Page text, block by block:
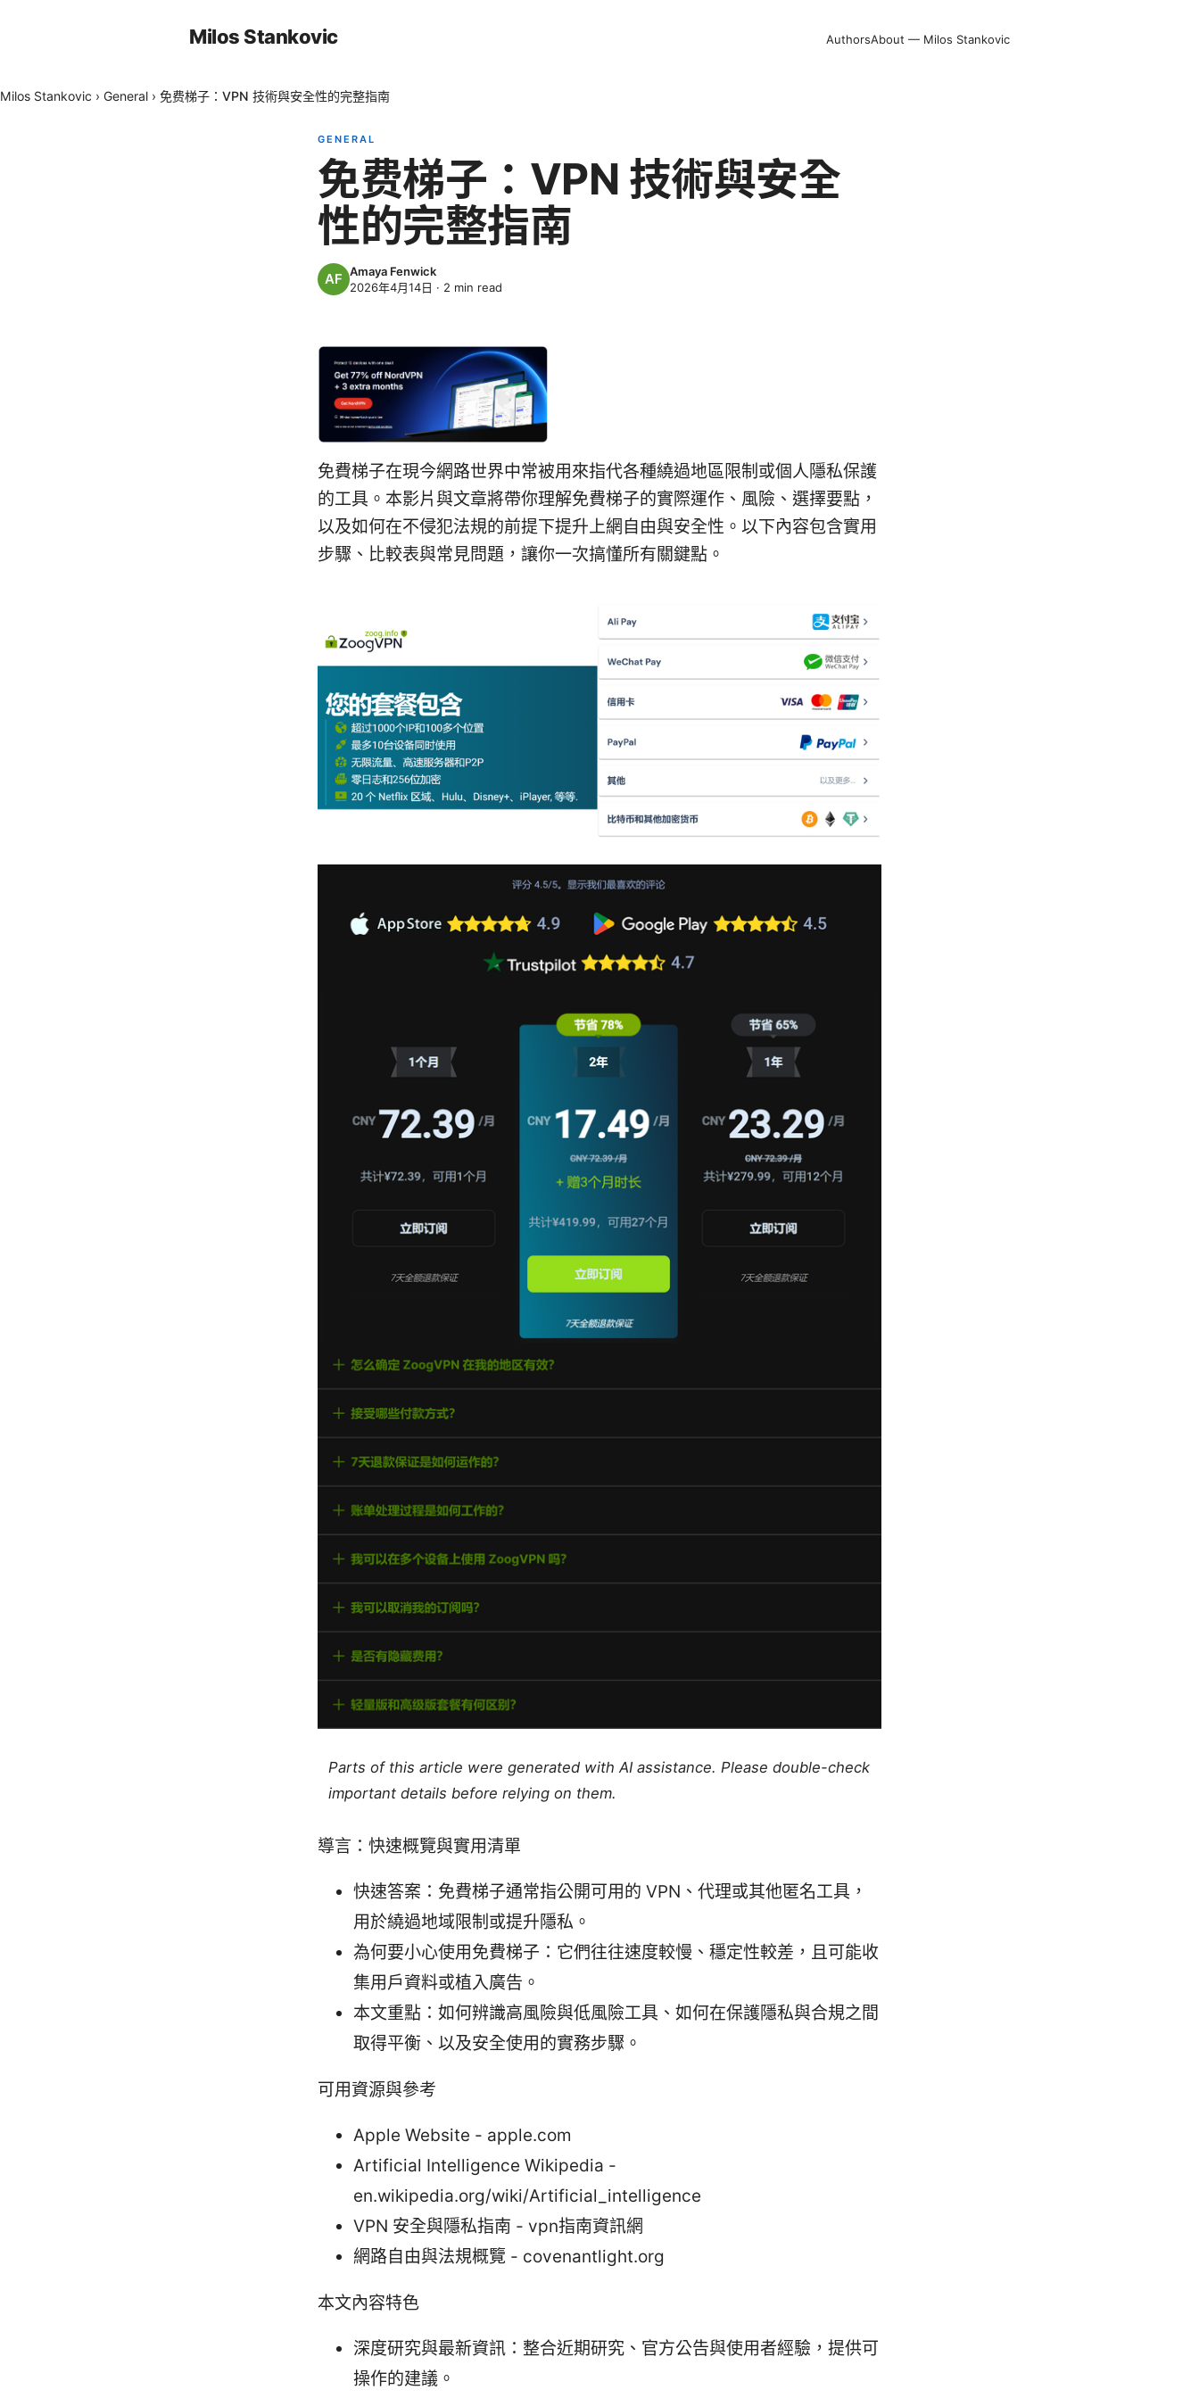
Milos Stankovic AuthorsAbout — Milos Stankovic
Milos Stankovic › General › 免费梯子：VPN 技術與安全性的完整指南
GENERAL
免费梯子：VPN 技術與安全
性的完整指南
Amaya Fenwick
2026年4月14日 · 2 min read
免費梯子在現今網路世界中常被用來指代各種繞過地區限制或個人隱私保護
的工具。本影片與文章將帶你理解免費梯子的實際運作、風險、選擇要點，
以及如何在不侵犯法規的前提下提升上網自由與安全性。以下內容包含實用
步驟、比較表與常見問題，讓你一次搞懂所有關鍵點。
Parts of this article were generated with AI assistance. Please double-check
important details before relying on them.
導言：快速概覽與實用清單
快速答案：免費梯子通常指公開可用的 VPN、代理或其他匿名工具，
用於繞過地域限制或提升隱私。
為何要小心使用免費梯子：它們往往速度較慢、穩定性較差，且可能收
集用戶資料或植入廣告。
本文重點：如何辨識高風險與低風險工具、如何在保護隱私與合規之間
取得平衡、以及安全使用的實務步驟。
可用資源與參考
Apple Website - apple.com
Artificial Intelligence Wikipedia -
en.wikipedia.org/wiki/Artificial_intelligence
VPN 安全與隱私指南 - vpn指南資訊網
網路自由與法規概覽 - covenantlight.org
本文內容特色
深度研究與最新資訊：整合近期研究、官方公告與使用者經驗，提供可
操作的建議。